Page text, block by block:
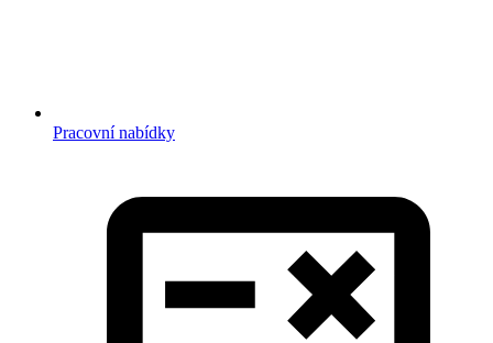
Pracovní nabídky